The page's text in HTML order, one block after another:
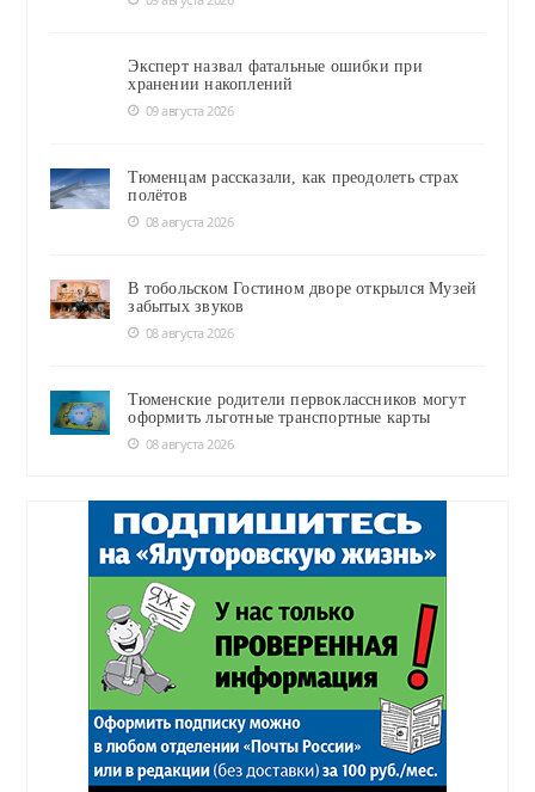
Эксперт назвал фатальные ошибки при
хранении накоплений
09 августа 2026
Тюменцам рассказали, как преодолеть страх
полётов
08 августа 2026
В тобольском Гостином дворе открылся Музей
забытых звуков
08 августа 2026
Тюменские родители первоклассников могут
оформить льготные транспортные карты
08 августа 2026